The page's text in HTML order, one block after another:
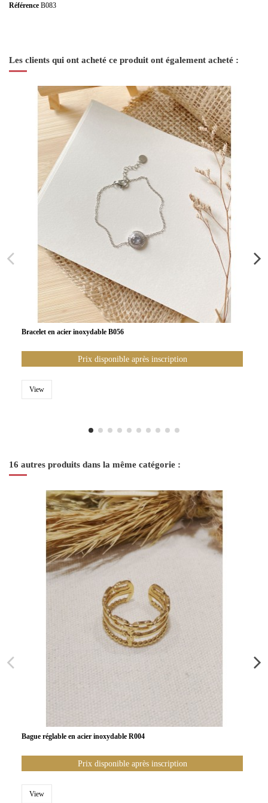
Référence B083
Les clients qui ont acheté ce produit ont également acheté :
Bracelet en acier inoxydable B056
Prix disponible après inscription
View
16 autres produits dans la même catégorie :
Bague réglable en acier inoxydable R004
Prix disponible après inscription
View